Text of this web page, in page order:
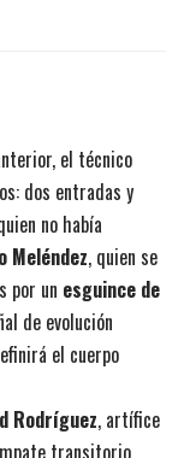
el técnico
dos entradas y
no había
Meléndez, quien se
por un esguince de
de evolución
el cuerpo
Rodríguez, artífice
transitorio